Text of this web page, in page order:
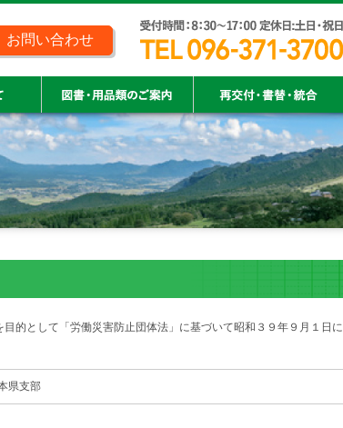
お問い合わせ
的として「労働災害防止団体法」に基づいて昭和３９年９月１日に
県支部